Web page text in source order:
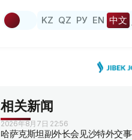
KZ QZ РУ EN 中文
相关新闻
2026年8月7日 22:56
哈萨克斯坦副外长会见沙特外交